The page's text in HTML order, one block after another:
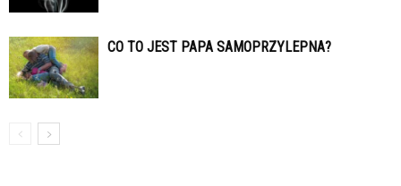
CO TO JEST PAPA SAMOPRZYLEPNA?